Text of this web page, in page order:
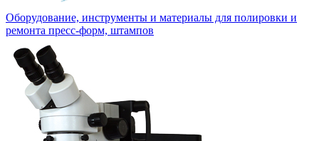
Оборудование, инструменты и материалы для полировки и
ремонта пресс-форм, штампов